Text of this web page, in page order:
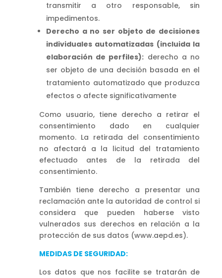
transmitir a otro responsable, sin
impedimentos.
Derecho a no ser objeto de decisiones
individuales automatizadas (incluida la
elaboración de perfiles): derecho a no
ser objeto de una decisión basada en el
tratamiento automatizado que produzca
efectos o afecte significativamente
Como usuario, tiene derecho a retirar el
consentimiento dado en cualquier
momento. La retirada del consentimiento
no afectará a la licitud del tratamiento
efectuado antes de la retirada del
consentimiento.
También tiene derecho a presentar una
reclamación ante la autoridad de control si
considera que pueden haberse visto
vulnerados sus derechos en relación a la
protección de sus datos (www.aepd.es).
MEDIDAS DE SEGURIDAD:
Los datos que nos facilite se tratarán de